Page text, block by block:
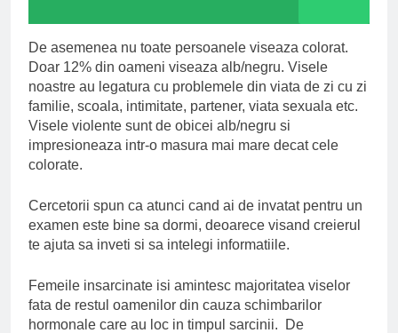
De asemenea nu toate persoanele viseaza colorat.
Doar 12% din oameni viseaza alb/negru. Visele
noastre au legatura cu problemele din viata de zi cu zi
familie, scoala, intimitate, partener, viata sexuala etc.
Visele violente sunt de obicei alb/negru si
impresioneaza intr-o masura mai mare decat cele
colorate.
Cercetorii spun ca atunci cand ai de invatat pentru un
examen este bine sa dormi, deoarece visand creierul
te ajuta sa inveti si sa intelegi informatiile.
Femeile insarcinate isi amintesc majoritatea viselor
fata de restul oamenilor din cauza schimbarilor
hormonale care au loc in timpul sarcinii. De